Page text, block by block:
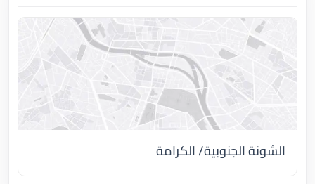
الشونة الجنوبية/ الكرامة